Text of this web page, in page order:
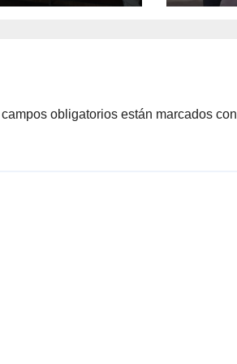
campos obligatorios están marcados con